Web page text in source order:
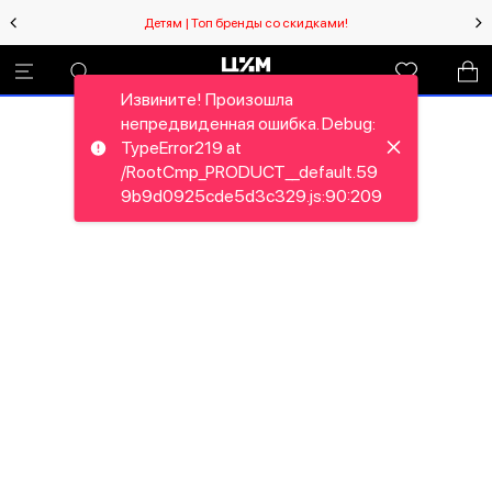
Детям | Топ бренды со скидками!
Извините! Произошла
непредвиденная ошибка. Debug:
TypeError219 at
/RootCmp_PRODUCT__default.59
9b9d0925cde5d3c329.js:90:209